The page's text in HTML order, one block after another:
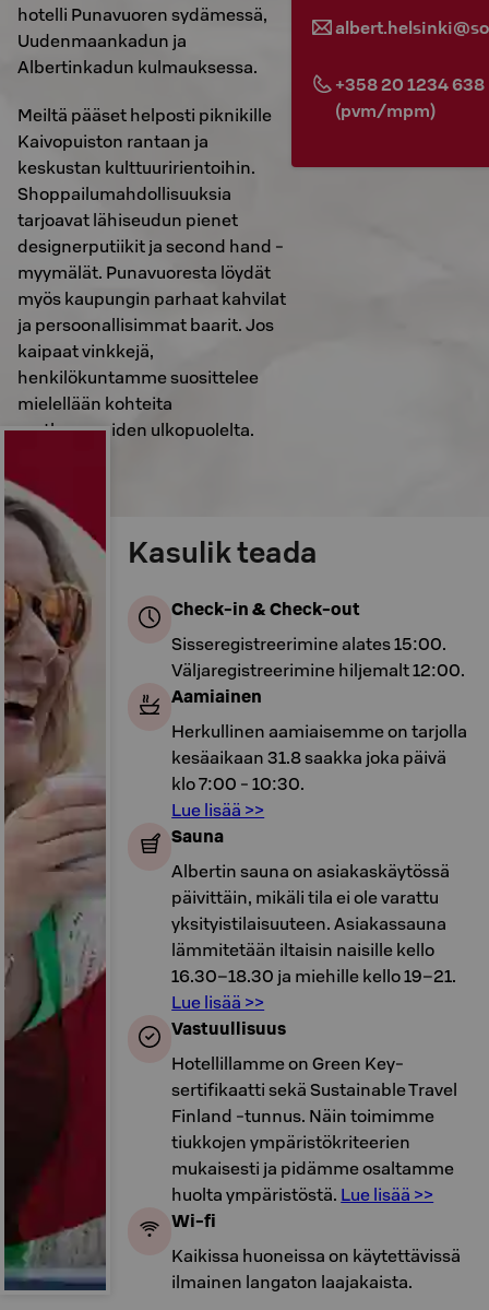
hotelli Punavuoren sydämessä,
Uudenmaankadun ja
Albertinkadun kulmauksessa.
Meiltä pääset helposti piknikille
Kaivopuiston rantaan ja
keskustan kulttuuririentoihin.
Shoppailumahdollisuuksia
tarjoavat lähiseudun pienet
designerputiikit ja second hand -
myymälät. Punavuoresta löydät
myös kaupungin parhaat kahvilat
ja persoonallisimmat baarit. Jos
kaipaat vinkkejä,
henkilökuntamme suosittelee
mielellään kohteita
matkaoppaiden ulkopuolelta.
+358 20 1234 638
(pvm/mpm)
Kasulik teada
Check-in & Check-out
Sisseregistreerimine alates 15:00.
Väljaregistreerimine hiljemalt 12:00.
Aamiainen
Herkullinen aamiaisemme on tarjolla
kesäaikaan 31.8 saakka joka päivä
klo 7:00 - 10:30.
Lue lisää >>
Sauna
Albertin sauna on asiakaskäytössä
päivittäin, mikäli tila ei ole varattu
yksityistilaisuuteen. Asiakassauna
lämmitetään iltaisin naisille kello
16.30–18.30 ja miehille kello 19–21.
Lue lisää >>
Vastuullisuus
Hotellillamme on Green Key-
sertifikaatti sekä Sustainable Travel
Finland -tunnus. Näin toimimme
tiukkojen ympäristökriteerien
mukaisesti ja pidämme osaltamme
huolta ympäristöstä. Lue lisää >>
Wi-fi
Kaikissa huoneissa on käytettävissä
ilmainen langaton laajakaista.